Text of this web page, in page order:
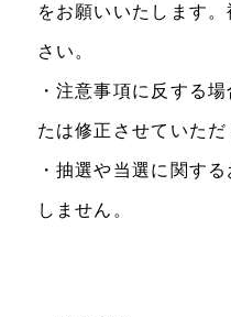
をお願いいたします
さい。
・注意事項に反する
たは修正させていただ
・抽選や当選に関す
しません。